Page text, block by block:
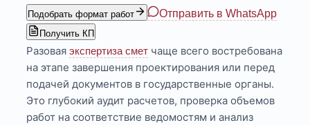
Подобрать формат работ Отправить в WhatsApp
Получить КП
Разоваяэкспертиза смет чаще всего востребована
на этапе завершения проектирования или перед
подачей документов в государственные органы.
Это глубокий аудит расчетов, проверка объемов
работ на соответствие ведомостям и анализ